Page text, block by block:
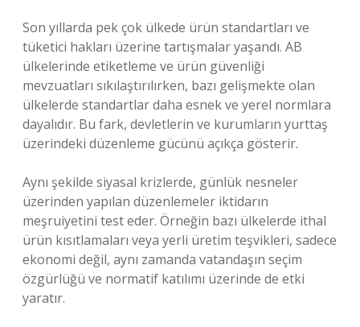
Son yıllarda pek çok ülkede ürün standartları ve
tüketici hakları üzerine tartışmalar yaşandı. AB
ülkelerinde etiketleme ve ürün güvenliği
mevzuatları sıkılaştırılırken, bazı gelişmekte olan
ülkelerde standartlar daha esnek ve yerel normlara
dayalıdır. Bu fark, devletlerin ve kurumların yurttaş
üzerindeki düzenleme gücünü açıkça gösterir.
Aynı şekilde siyasal krizlerde, günlük nesneler
üzerinden yapılan düzenlemeler iktidarın
meşruiyetini test eder. Örneğin bazı ülkelerde ithal
ürün kısıtlamaları veya yerli üretim teşvikleri, sadece
ekonomi değil, aynı zamanda vatandaşın seçim
özgürlüğü ve normatif katılımı üzerinde de etki
yaratır.